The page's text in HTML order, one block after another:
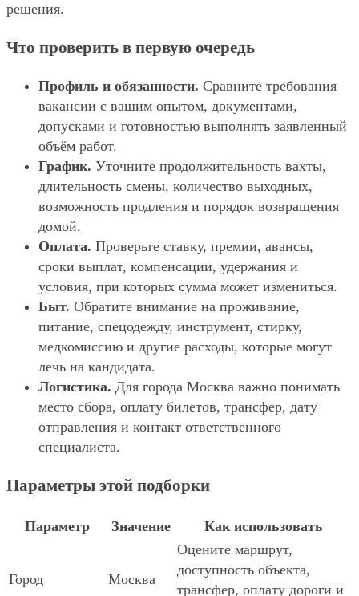
решения.
Что проверить в первую очередь
Профиль и обязанности. Сравните требования
вакансии с вашим опытом, документами,
допусками и готовностью выполнять заявленный
объём работ.
График. Уточните продолжительность вахты,
длительность смены, количество выходных,
возможность продления и порядок возвращения
домой.
Оплата. Проверьте ставку, премии, авансы,
сроки выплат, компенсации, удержания и
условия, при которых сумма может измениться.
Быт. Обратите внимание на проживание,
питание, спецодежду, инструмент, стирку,
медкомиссию и другие расходы, которые могут
лечь на кандидата.
Логистика. Для города Москва важно понимать
место сбора, оплату билетов, трансфер, дату
отправления и контакт ответственного
специалиста.
Параметры этой подборки
Параметр Значение Как использовать
Город Москва
Оцените маршрут,
доступность объекта,
трансфер, оплату дороги и